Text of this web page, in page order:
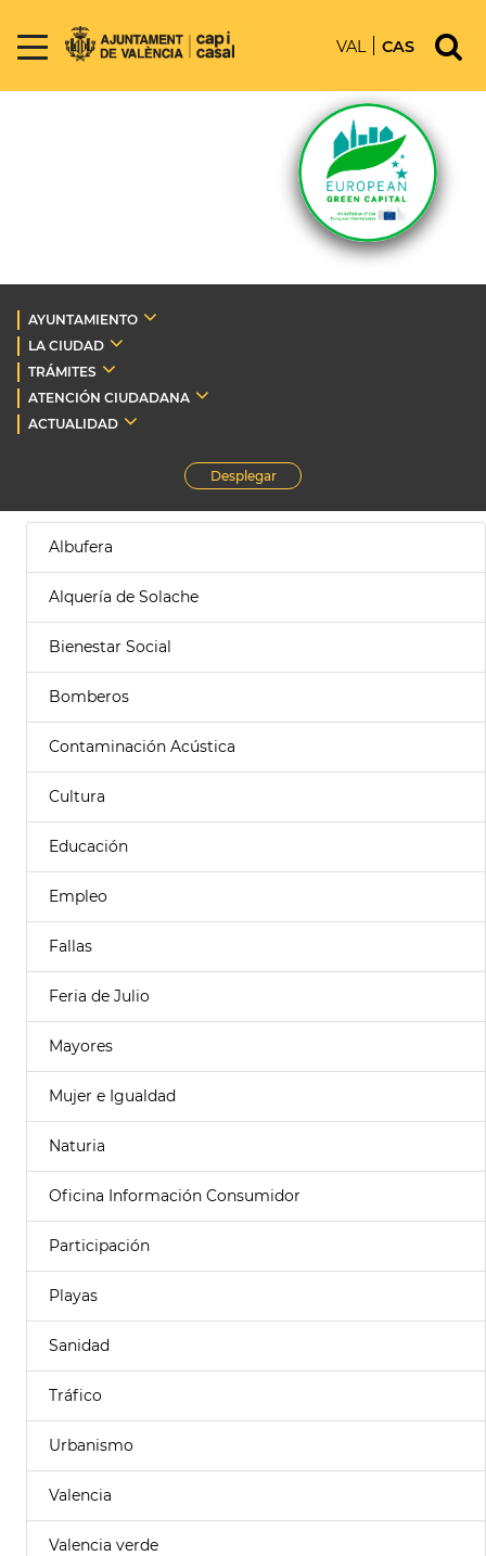
VAL CAS
AYUNTAMIENTO
LA CIUDAD
TRÁMITES
ATENCIÓN CIUDADANA
ACTUALIDAD
Desplegar
Albufera
Alquería de Solache
Bienestar Social
Bomberos
Contaminación Acústica
Cultura
Educación
Empleo
Fallas
Feria de Julio
Mayores
Mujer e Igualdad
Naturia
Oficina Información Consumidor
Participación
Playas
Sanidad
Tráfico
Urbanismo
Valencia
Valencia verde